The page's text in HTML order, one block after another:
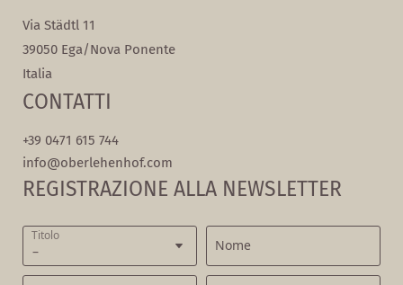
Via Städtl 11
39050 Ega/Nova Ponente
Italia
CONTATTI
+39 0471 615 744
info@oberlehenhof.com
REGISTRAZIONE ALLA NEWSLETTER
Titolo
Nome